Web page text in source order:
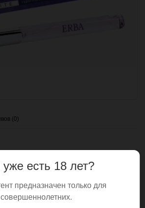
(0)
феромонами Pheromone -
есть 18 лет?
предназначен только для
совершеннолетних.